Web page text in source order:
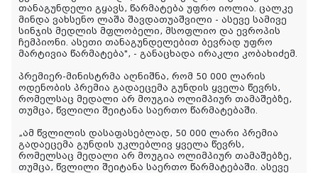
თანაგუნდელი გყავს, წარმატება უფრო იოლია. ცალკე
მინდა ვახსენო ლაშა შავდათუაშვილი - ასევე სამივე
სინჯის მედლის მფლობელი, მსოფლიო და ევროპის
ჩემპიონი. ასეთი თანაგუნდელებით ბევრად უფრო
მარტივია წარმატება", - განაცხადა ირაკლი კობახიძემ.
პრემიერ-მინისტრმა აღნიშნა, რომ 50 000 ლარის
ოდენობის პრემია გადაეცემა გუნდის ყველა წევრს,
რომელსაც მედალი არ მოუგია ოლიმპიურ თამაშებზე,
თუმცა, წვლილი შეიტანა საერთო წარმატებაში.
„ამ წვლილის დასაფასებლად, 50 000 ლარი პრემია
გადაეცემა გუნდის უკლებლივ ყველა წევრს,
რომელსაც მედალი არ მოუგია ოლიმპიურ თამაშებზე,
თუმცა, წვლილი შეიტანა საერთო წარმატებაში. ასევე